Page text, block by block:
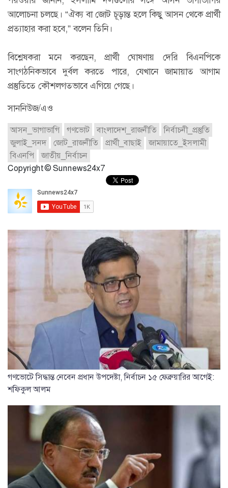
আলোচনা চলছে। “ঐক্য বা জোট চূড়ান্ত হলে কিছু আসন থেকে প্রার্থী
প্রত্যাহার করা হবে,” বলেন তিনি।
বিশ্লেষকরা মনে করছেন, প্রার্থী ঘোষণায় দেরি বিএনপিকে
সাংগঠনিকভাবে দুর্বল করতে পারে, যেখানে জামায়াত আগাম
প্রস্তুতিতে কৌশলগতভাবে এগিয়ে গেছে।
সাননিউজ/এও
আসন_ভাগাভাগি গণভোট বাংলাদেশ_রাজনীতি
নির্বাচনী_প্রস্তুতি
জুলাই_সনদ
জোট_রাজনীতি প্রার্থী_বাছাই
জামায়াতে_ইসলামী
বিএনপি
জাতীয়_নির্বাচন
Copyright © Sunnews24x7
গণভোটে সিদ্ধান্ত নেবেন প্রধান উপদেষ্টা, নির্বাচন ১৫ ফেব্রুয়ারির আগেই:
শফিকুল আলম